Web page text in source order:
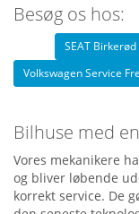
Besøg os hos:
SEAT Birkerød
Volkswagen Service
Bilhuse med
Vores mekanikere
og bliver løbende
korrekt service. De